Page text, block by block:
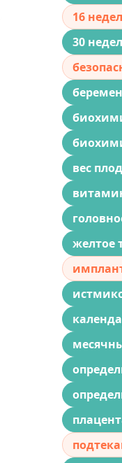
16
30
вес
желтое